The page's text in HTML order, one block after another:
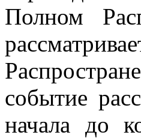
Полном
событие
начала до